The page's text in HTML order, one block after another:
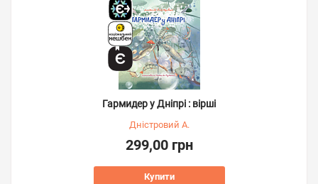
Гармидер у Дніпрі : вірші
Дністровий А.
299,00 грн
Купити